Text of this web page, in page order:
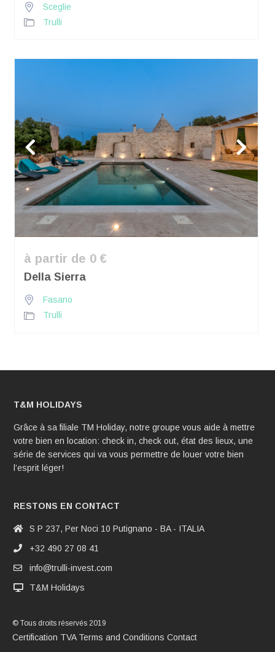
Sceglie
Trulli
à partir de 0 €
Della Sierra
Fasano
Trulli
T&M HOLIDAYS
Grâce à sa filiale TM Holiday, notre groupe vous aide à mettre
votre bien en location: check in, check out, état des lieux, une
série de services qui va vous permettre de louer votre bien
l’esprit léger!
RESTONS EN CONTACT
S P 237, Per Noci 10 Putignano - BA - ITALIA
+32 490 27 08 41
info@trulli-invest.com
T&M Holidays
© Tous droits réservés 2019
Certification TVA Terms and Conditions Contact